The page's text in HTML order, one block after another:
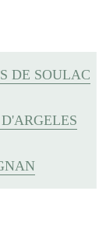
DE SOULAC